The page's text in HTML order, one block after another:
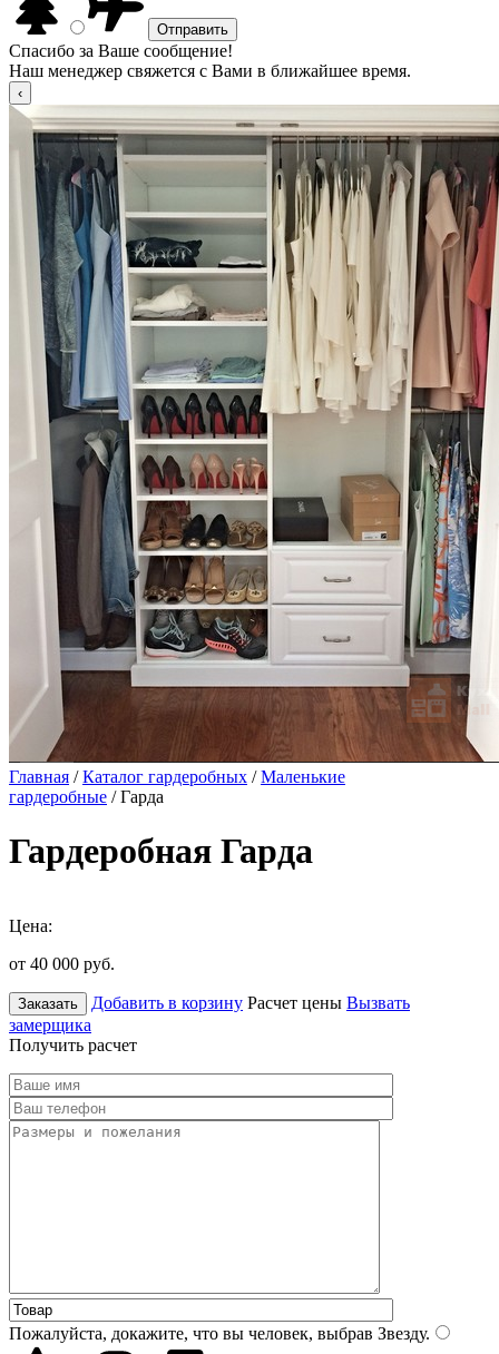
Спасибо за Ваше сообщение!
Наш менеджер свяжется с Вами в ближайшее время.
Главная /Каталог гардеробных /Маленькие
гардеробные / Гарда
Гардеробная Гарда
Цена:
от 40 000 руб.
Заказать Добавить в корзину Расчет цены Вызвать
замерщика
Получить расчет
Пожалуйста, докажите, что вы человек, выбрав Звезду.